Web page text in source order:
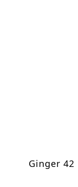
Ginger 42